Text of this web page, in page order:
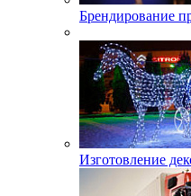
Брендирование
Изготовление